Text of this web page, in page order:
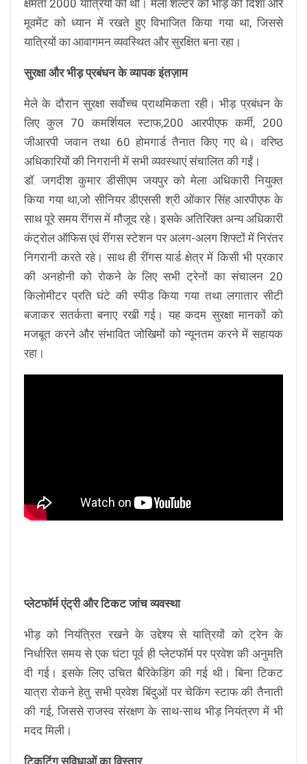
क्षमता 2000 यात्रियों की थी। मेला शेल्टर को भीड़ की दिशा और
मूवमेंट को ध्यान में रखते हुए विभाजित किया गया था, जिससे
यात्रियों का आवागमन व्यवस्थित और सुरक्षित बना रहा।
सुरक्षा और भीड़ प्रबंधन के व्यापक इंतज़ाम
मेले के दौरान सुरक्षा सर्वोच्च प्राथमिकता रही। भीड़ प्रबंधन के
लिए कुल 70 कमर्शियल स्टाफ,200 आरपीएफ कर्मी, 200
जीआरपी जवान तथा 60 होमगार्ड तैनात किए गए थे। वरिष्ठ
अधिकारियों की निगरानी में सभी व्यवस्थाएं संचालित की गईं।
डॉ. जगदीश कुमार डीसीएम जयपुर को मेला अधिकारी नियुक्त
किया गया था,जो सीनियर डीएससी श्री ओंकार सिंह आरपीएफ के
साथ पूरे समय रींगस में मौजूद रहे। इसके अतिरिक्त अन्य अधिकारी
कंट्रोल ऑफिस एवं रींगस स्टेशन पर अलग-अलग शिफ्टों में निरंतर
निगरानी करते रहे। साथ ही रींगस यार्ड क्षेत्र में किसी भी प्रकार
की अनहोनी को रोकने के लिए सभी ट्रेनों का संचालन 20
किलोमीटर प्रति घंटे की स्पीड किया गया तथा लगातार सीटी
बजाकर सतर्कता बनाए रखी गई। यह कदम सुरक्षा मानकों को
मजबूत करने और संभावित जोखिमों को न्यूनतम करने में सहायक
रहा।
प्लेटफॉर्म एंट्री और टिकट जांच व्यवस्था
भीड़ को नियंत्रित रखने के उद्देश्य से यात्रियों को ट्रेन के
निर्धारित समय से एक घंटा पूर्व ही प्लेटफॉर्म पर प्रवेश की अनुमति
दी गई। इसके लिए उचित बैरिकेडिंग की गई थी। बिना टिकट
यात्रा रोकने हेतु सभी प्रवेश बिंदुओं पर चेकिंग स्टाफ की तैनाती
की गई, जिससे राजस्व संरक्षण के साथ-साथ भीड़ नियंत्रण में भी
मदद मिली।
टिकटिंग सुविधाओं का विस्तार